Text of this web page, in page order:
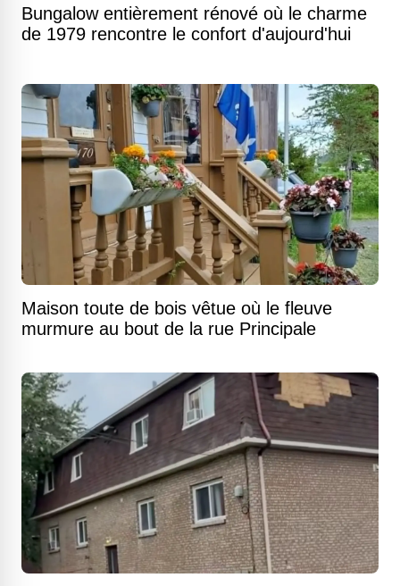
Bungalow entièrement rénové où le charme
de 1979 rencontre le confort d'aujourd'hui
Maison toute de bois vêtue où le fleuve
murmure au bout de la rue Principale